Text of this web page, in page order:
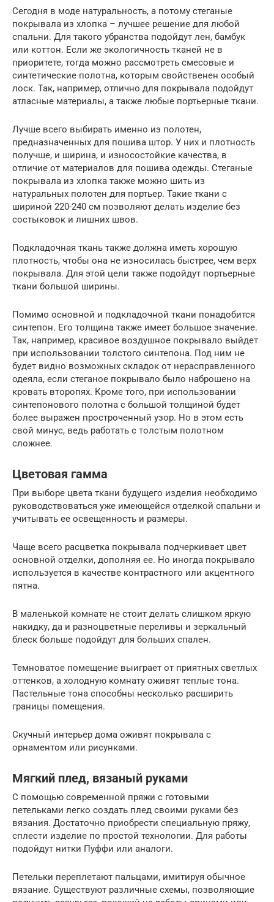
Сегодня в моде натуральность, а потому стеганые
покрывала из хлопка – лучшее решение для любой
спальни. Для такого убранства подойдут лен, бамбук
или коттон. Если же экологичность тканей не в
приоритете, тогда можно рассмотреть смесовые и
синтетические полотна, которым свойственен особый
лоск. Так, например, отлично для покрывала подойдут
атласные материалы, а также любые портьерные ткани.
Лучше всего выбирать именно из полотен,
предназначенных для пошива штор. У них и плотность
получше, и ширина, и износостойкие качества, в
отличие от материалов для пошива одежды. Стеганые
покрывала из хлопка также можно шить из
натуральных полотен для портьер. Такие ткани с
шириной 220-240 см позволяют делать изделие без
состыковок и лишних швов.
Подкладочная ткань также должна иметь хорошую
плотность, чтобы она не износилась быстрее, чем верх
покрывала. Для этой цели также подойдут портьерные
ткани большой ширины.
Помимо основной и подкладочной ткани понадобится
синтепон. Его толщина также имеет большое значение.
Так, например, красивое воздушное покрывало выйдет
при использовании толстого синтепона. Под ним не
будет видно возможных складок от нерасправленного
одеяла, если стеганое покрывало было наброшено на
кровать второпях. Кроме того, при использовании
синтепонового полотна с большой толщиной будет
более выражен простроченный узор. Но в этом есть
свой минус, ведь работать с толстым полотном
сложнее.
Цветовая гамма
При выборе цвета ткани будущего изделия необходимо
руководствоваться уже имеющейся отделкой спальни и
учитывать ее освещенность и размеры.
Чаще всего расцветка покрывала подчеркивает цвет
основной отделки, дополняя ее. Но иногда покрывало
используется в качестве контрастного или акцентного
пятна.
В маленькой комнате не стоит делать слишком яркую
накидку, да и разноцветные переливы и зеркальный
блеск больше подойдут для больших спален.
Темноватое помещение выиграет от приятных светлых
оттенков, а холодную комнату оживят теплые тона.
Пастельные тона способны несколько расширить
границы помещения.
Скучный интерьер дома оживят покрывала с
орнаментом или рисунками.
Мягкий плед, вязаный руками
С помощью современной пряжи с готовыми
петельками легко создать плед своими руками без
вязания. Достаточно приобрести специальную пряжу,
сплести изделие по простой технологии. Для работы
подойдут нитки Пуффи или аналоги.
Петельки переплетают пальцами, имитируя обычное
вязание. Существуют различные схемы, позволяющие